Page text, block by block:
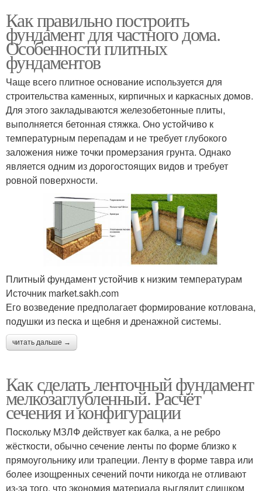
Как правильно построить
фундамент для частного дома.
Особенности плитных
фундаментов
Чаще всего плитное основание используется для
строительства каменных, кирпичных и каркасных домов.
Для этого закладываются железобетонные плиты,
выполняется бетонная стяжка. Оно устойчиво к
температурным перепадам и не требует глубокого
заложения ниже точки промерзания грунта. Однако
является одним из дорогостоящих видов и требует
ровной поверхности.
Плитный фундамент устойчив к низким температурам
Источник market.sakh.com
Его возведение предполагает формирование котлована,
подушки из песка и щебня и дренажной системы.
читать дальше →
Как сделать ленточный фундамент
мелкозаглубленный. Расчёт
сечения и конфигурации
Поскольку МЗЛФ действует как балка, а не ребро
жёсткости, обычно сечение ленты по форме близко к
прямоугольнику или трапеции. Ленту в форме тавра или
более изощренных сечений почти никогда не отливают
из-за того, что экономия материала выглядит слишком